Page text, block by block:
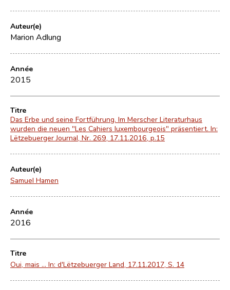
Auteur(e)
Marion Adlung
Année
2015
Titre
Das Erbe und seine Fortführung. Im Merscher Literaturhaus
wurden die neuen "Les Cahiers luxembourgeois" präsentiert. In:
Lëtzebuerger Journal, Nr. 269, 17.11.2016, p.15
Auteur(e)
Samuel Hamen
Année
2016
Titre
Oui, mais ... In: d'Lëtzebuerger Land, 17.11.2017, S. 14